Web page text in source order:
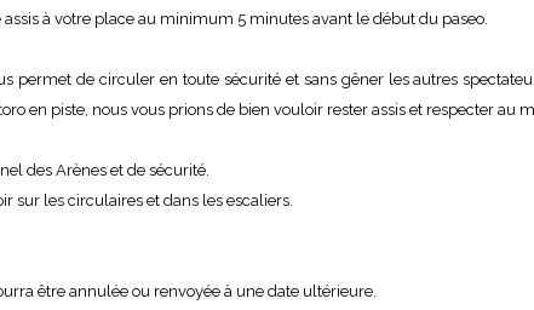
à votre place au minimum 5 minutes avant le début du paseo.
permet de circuler en toute sécurité et sans gêner les autres
en piste, nous vous prions de bien vouloir rester assis et respecter au
des Arènes et de sécurité.
sur les circulaires et dans les escaliers.
être annulée ou renvoyée à une date ultérieure.